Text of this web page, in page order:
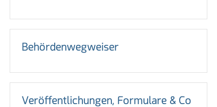
Behördenwegweiser
Veröffentlichungen, Formulare & Co